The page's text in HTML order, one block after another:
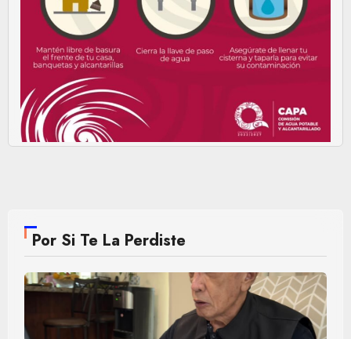
Por Si Te La Perdiste